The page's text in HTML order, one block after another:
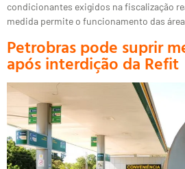
condicionantes exigidos na fiscalização
medida permite o funcionamento das
Petrobras pode suprir
após interdição da Refit